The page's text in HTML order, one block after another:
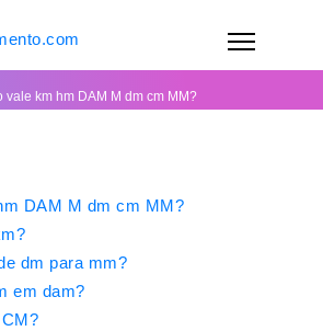
vale km hm DAM M dm cm MM?
DAM M dm cm MM?
dm para mm?
em dam?